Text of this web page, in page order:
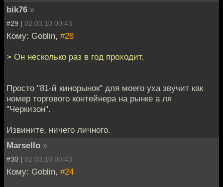
bik76 »
#29 | 02.03.10 00:43
Кому: Goblin, #28
> Он несколько раз в год проходит.
Просто "81-й кинорынок" для моего уха звучит как
номер торгового контейнера на рынке а ля
"Черкизон".
Извините, ничего личного.
Marsello »
#30 | 02.03.10 00:43
Кому: Goblin, #24